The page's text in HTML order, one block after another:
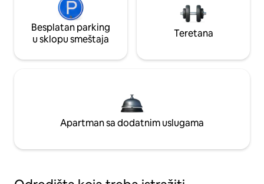
Besplatan parking
u sklopu smeštaja
Teretana
Apartman sa dodatnim uslugama